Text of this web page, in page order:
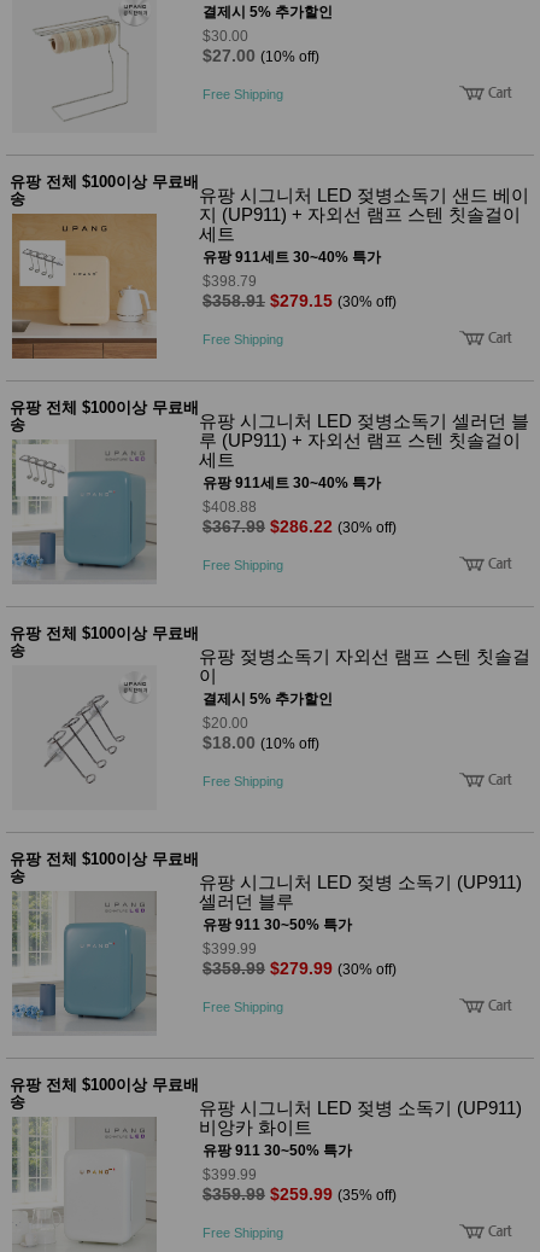
결제시 5% 추가할인
$30.00
$27.00 (10% off)
Free Shipping
유팡 전체 $100이상 무료배
송
유팡 시그니처 LED 젖병소독기 샌드 베이
지 (UP911) + 자외선 램프 스텐 칫솔걸이
세트
유팡 911세트 30~40% 특가
$398.79
$358.91 $279.15 (30% off)
Free Shipping
유팡 전체 $100이상 무료배
송
유팡 시그니처 LED 젖병소독기 셀러던 블
루 (UP911) + 자외선 램프 스텐 칫솔걸이
세트
유팡 911세트 30~40% 특가
$408.88
$367.99 $286.22 (30% off)
Free Shipping
유팡 전체 $100이상 무료배
송
유팡 젖병소독기 자외선 램프 스텐 칫솔걸
이
결제시 5% 추가할인
$20.00
$18.00 (10% off)
Free Shipping
유팡 전체 $100이상 무료배
송
유팡 시그니처 LED 젖병 소독기 (UP911)
셀러던 블루
유팡 911 30~50% 특가
$399.99
$359.99 $279.99 (30% off)
Free Shipping
유팡 전체 $100이상 무료배
송
유팡 시그니처 LED 젖병 소독기 (UP911)
비앙카 화이트
유팡 911 30~50% 특가
$399.99
$359.99 $259.99 (35% off)
Free Shipping